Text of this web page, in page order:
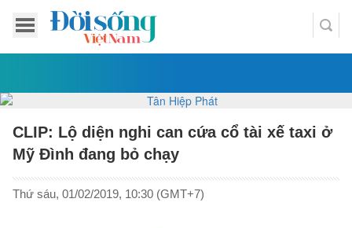
CLIP: Lộ diện nghi can cứa cổ tài xế taxi ở
Mỹ Đình đang bỏ chạy
Thứ sáu, 01/02/2019, 10:30 (GMT+7)